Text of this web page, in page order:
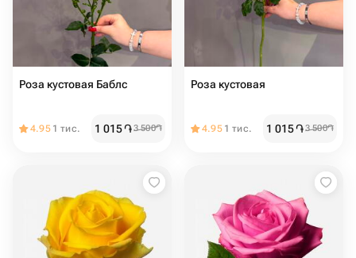
Роза кустовая Баблс
4.95 1 тис. 1 015֏3 500֏
Роза кустовая
4.95 1 тис. 1 015֏3 500֏